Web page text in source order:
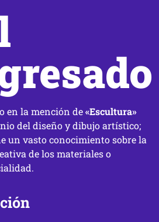
en la mención de«Escultura»
del diseño y dibujo artístico;
un vasto conocimiento sobre la
de los materiales o